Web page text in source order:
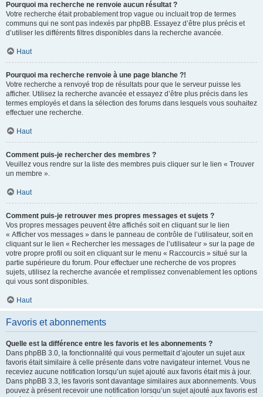
Pourquoi ma recherche ne renvoie aucun résultat ?
Votre recherche était probablement trop vague ou incluait trop de termes
communs qui ne sont pas indexés par phpBB. Essayez d’être plus précis et
d’utiliser les différents filtres disponibles dans la recherche avancée.
Haut
Pourquoi ma recherche renvoie à une page blanche ?!
Votre recherche a renvoyé trop de résultats pour que le serveur puisse les
afficher. Utilisez la recherche avancée et essayez d’être plus précis dans les
termes employés et dans la sélection des forums dans lesquels vous souhaitez
effectuer une recherche.
Haut
Comment puis-je rechercher des membres ?
Veuillez vous rendre sur la liste des membres puis cliquer sur le lien « Trouver
un membre ».
Haut
Comment puis-je retrouver mes propres messages et sujets ?
Vos propres messages peuvent être affichés soit en cliquant sur le lien
« Afficher vos messages » dans le panneau de contrôle de l’utilisateur, soit en
cliquant sur le lien « Rechercher les messages de l’utilisateur » sur la page de
votre propre profil ou soit en cliquant sur le menu « Raccourcis » situé sur la
partie supérieure du forum. Pour effectuer une recherche de vos propres
sujets, utilisez la recherche avancée et remplissez convenablement les options
qui vous sont disponibles.
Haut
Favoris et abonnements
Quelle est la différence entre les favoris et les abonnements ?
Dans phpBB 3.0, la fonctionnalité qui vous permettait d’ajouter un sujet aux
favoris était similaire à celle présente dans votre navigateur internet. Vous ne
receviez aucune notification lorsqu’un sujet ajouté aux favoris était mis à jour.
Dans phpBB 3.3, les favoris sont davantage similaires aux abonnements. Vous
pouvez à présent recevoir une notification lorsqu’un sujet ajouté aux favoris est